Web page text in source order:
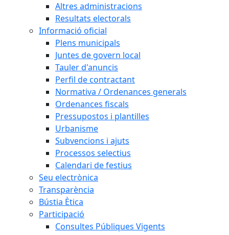
Altres administracions
Resultats electorals
Informació oficial
Plens municipals
Juntes de govern local
Tauler d'anuncis
Perfil de contractant
Normativa / Ordenances generals
Ordenances fiscals
Pressupostos i plantilles
Urbanisme
Subvencions i ajuts
Processos selectius
Calendari de festius
Seu electrònica
Transparència
Bústia Ètica
Participació
Consultes Públiques Vigents